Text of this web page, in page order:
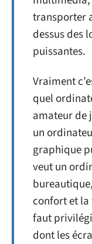
transporter
dessus des
puissantes.
Vraiment
quel
amateur de
un
graphique
veut un
confort et la
faut
dont les